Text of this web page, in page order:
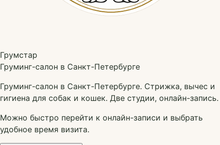
Грумстар
Груминг-салон в Санкт-Петербурге
Груминг-салон в Санкт-Петербурге. Стрижка, вычес и
гигиена для собак и кошек. Две студии, онлайн-запись.
Можно быстро перейти к онлайн-записи и выбрать
удобное время визита.